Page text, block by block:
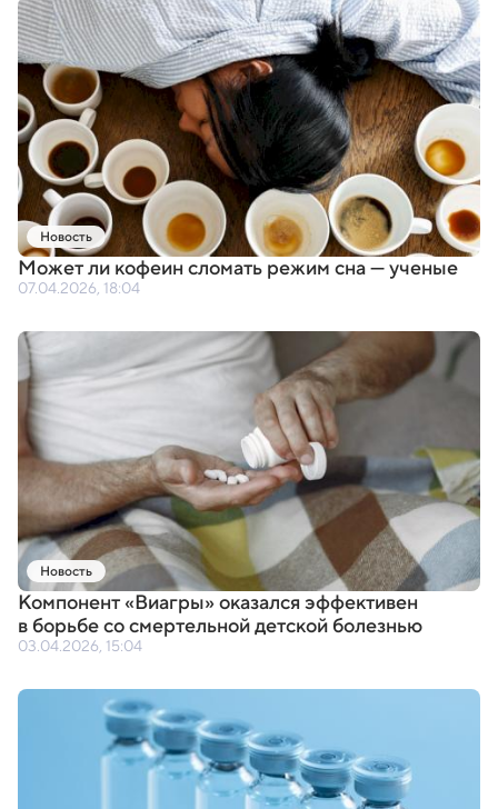
Новость
Может ли кофеин сломать режим сна — ученые
07.04.2026, 18:04
Новость
Компонент«Виагры» оказался эффективен
в борьбе со смертельной детской болезнью
03.04.2026, 15:04